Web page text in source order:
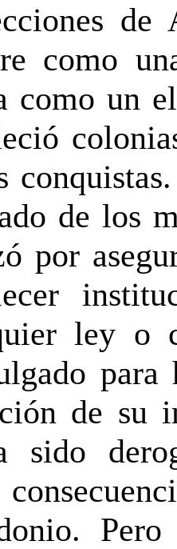
de
como
como un
de los
por
ley o
de su
sido